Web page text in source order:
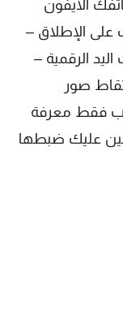
الايفون
على الإطلاق –
الرقمية –
صور
فقط معرفة
عليك ضبطها